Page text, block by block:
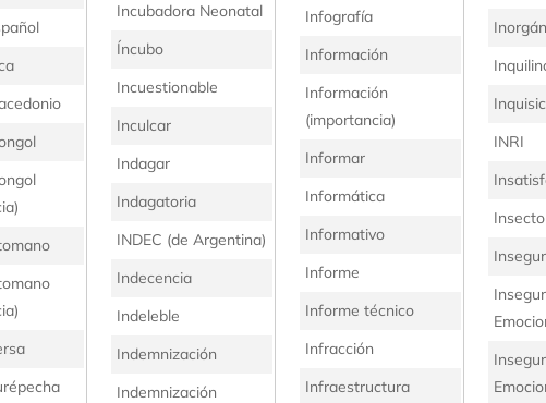
Incubadora Neonatal
Íncubo
Incuestionable
Inculcar
Indagar
Indagatoria
INDEC (de Argentina)
Indecencia
Indeleble
Indemnización
Indemnización
Infografía
Información
Información
(importancia)
Informar
Informática
Informativo
Informe
Informe técnico
Infracción
Infraestructura
INRI
Insecto